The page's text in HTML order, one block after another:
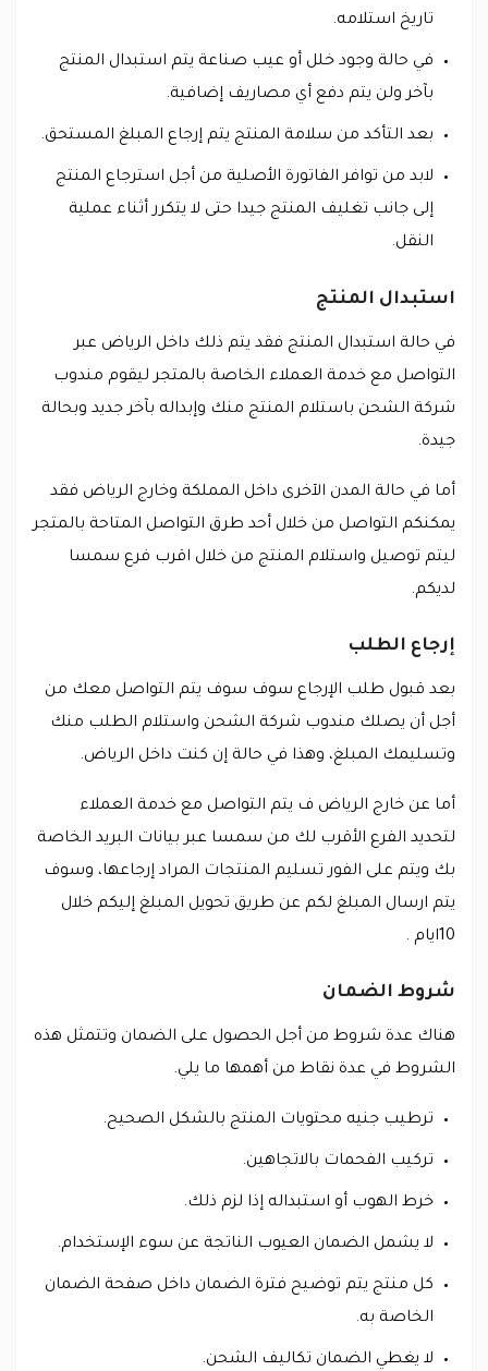
تاريخ استلامه.
في حالة وجود خلل أو عيب صناعة يتم استبدال المنتج
بآخر ولن يتم دفع أي مصاريف إضافية.
بعد التأكد من سلامة المنتج يتم إرجاع المبلغ المستحق.
لابد من توافر الفاتورة الأصلية من أجل استرجاع المنتج
إلى جانب تغليف المنتج جيدا حتى لا يتكرر أثناء عملية
النقل.
استبدال المنتج
في حالة استبدال المنتج فقد يتم ذلك داخل الرياض عبر
التواصل مع خدمة العملاء الخاصة بالمتجر ليقوم مندوب
شركة الشحن باستلام المنتج منك وإبداله بآخر جديد وبحالة
جيدة.
أما في حالة المدن الآخرى داخل المملكة وخارج الرياض فقد
يمكنكم التواصل من خلال أحد طرق التواصل المتاحة بالمتجر
ليتم توصيل واستلام المنتج من خلال اقرب فرع سمسا
لديكم.
إرجاع الطلب
بعد قبول طلب الإرجاع سوف سوف يتم التواصل معك من
أجل أن يصلك مندوب شركة الشحن واستلام الطلب منك
وتسليمك المبلغ، وهذا في حالة إن كنت داخل الرياض.
أما عن خارج الرياض ف يتم التواصل مع خدمة العملاء
لتحديد الفرع الأقرب لك من سمسا عبر بيانات البريد الخاصة
بك ويتم على الفور تسليم المنتجات المراد إرجاعها، وسوف
يتم ارسال المبلغ لكم عن طريق تحويل المبلغ إليكم خلال
10ايام .
شروط الضمان
هناك عدة شروط من أجل الحصول على الضمان وتتمثل هذه
الشروط في عدة نقاط من أهمها ما يلي.
ترطيب جنيه محتويات المنتج بالشكل الصحيح.
تركيب الفحمات بالاتجاهين.
خرط الهوب أو استبداله إذا لزم ذلك.
لا يشمل الضمان العيوب الناتجة عن سوء الإستخدام.
كل منتج يتم توضيح فترة الضمان داخل صفحة الضمان
الخاصة به.
لا يغطي الضمان تكاليف الشحن.